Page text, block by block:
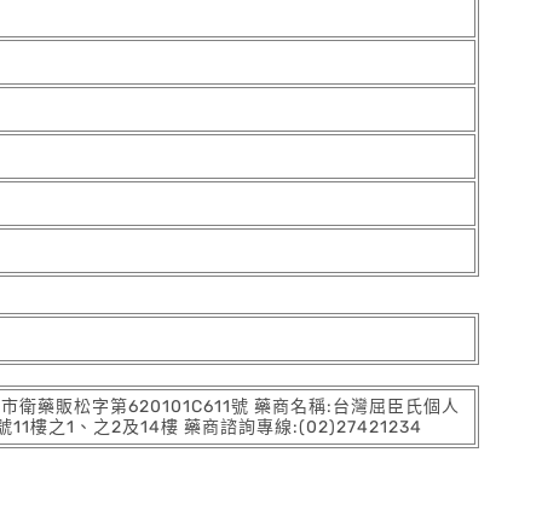
藥販松字第620101C611號 藥商名稱:台灣屈臣氏個人
11樓之1、之2及14樓 藥商諮詢專線:(02)27421234